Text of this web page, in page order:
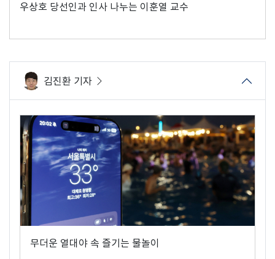
우상호 당선인과 인사 나누는 이훈열 교수
김진환 기자
무더운 열대야 속 즐기는 물놀이